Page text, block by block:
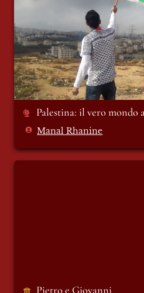
Palestina: il vero mondo
Manal Rhanine
Pietro e Giovanni